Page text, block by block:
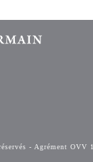
- Agrément OVV